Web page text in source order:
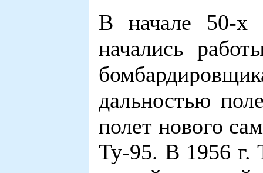
В начале 50-
начались
дальностью
полет нового
Ту-95. В 1956 г.